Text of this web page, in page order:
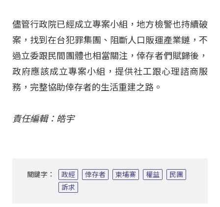
儘管行政院已經成立專案小組，地方檢警也持續破
案，找到在台犯罪集團、阻斷人口販運產業鏈，不
過立委跟民間團體也相當關注，倖存者們賦歸後，
政府應該成立專案小組，提供社工跟心理諮商服
務，完整協助倖存者的生活重建之路。
責任編輯：皓宇
關鍵字： 政經 倖存者 柬埔寨 權益
民團
訴求